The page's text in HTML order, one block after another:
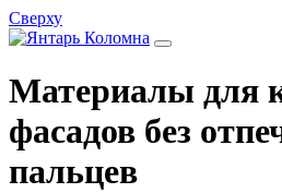
Сверху
Материалы для
фасадов без
пальцев